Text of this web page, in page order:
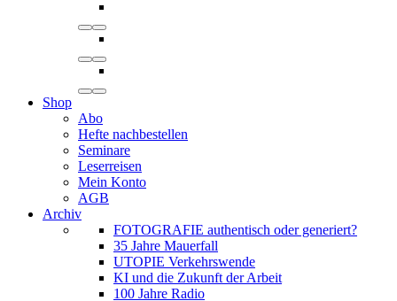
Shop
Abo
Hefte nachbestellen
Seminare
Leserreisen
Mein Konto
AGB
Archiv
FOTOGRAFIE authentisch oder generiert?
35 Jahre Mauerfall
UTOPIE Verkehrswende
KI und die Zukunft der Arbeit
100 Jahre Radio